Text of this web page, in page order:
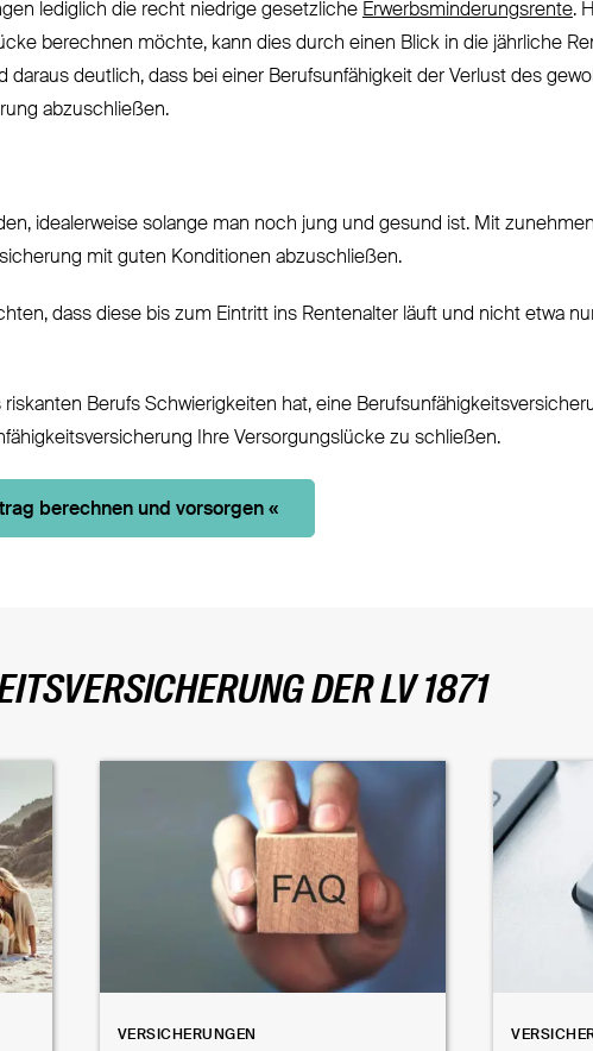
lediglich die recht niedrige gesetzliche Erwerbsminderungsrente.
berechnen möchte, kann dies durch einen Blick in die jährliche
deutlich, dass bei einer Berufsunfähigkeit der Verlust des
abzuschließen.
idealerweise solange man noch jung und gesund ist. Mit
mit guten Konditionen abzuschließen.
dass diese bis zum Eintritt ins Rentenalter läuft und nicht etwa
Berufs Schwierigkeiten hat, eine
Ihre Versorgungslücke zu schließen.
berechnen und vorsorgen «
DER LV 1871
VERSICHERUNGEN